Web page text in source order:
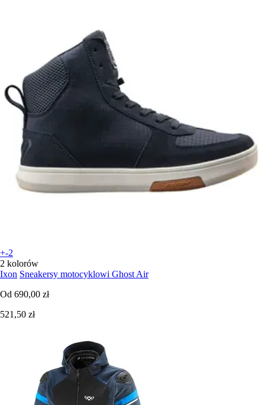
+-2
2 kolorów
Ixon Sneakersy motocyklowi Ghost Air
Od 690,00 zł
521,50 zł